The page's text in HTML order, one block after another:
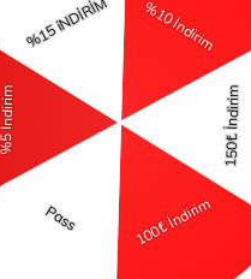
modamihram.com - Tüm Hakları Saklıdır.
sunabilmek adına
kullanmaktayız. Detaylı bilgi